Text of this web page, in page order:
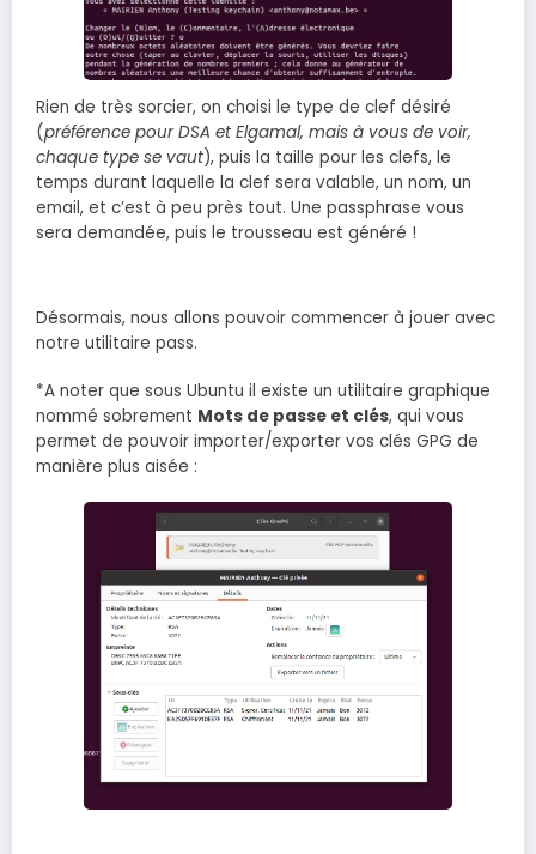
Rien de très sorcier, on choisi le type de clef désiré
(préférence pour DSA et Elgamal, mais à vous de voir,
chaque type se vaut), puis la taille pour les clefs, le
temps durant laquelle la clef sera valable, un nom, un
email, et c’est à peu près tout. Une passphrase vous
sera demandée, puis le trousseau est généré !
Désormais, nous allons pouvoir commencer à jouer avec
notre utilitaire pass.
*A noter que sous Ubuntu il existe un utilitaire graphique
nommé sobrement Mots de passe et clés, qui vous
permet de pouvoir importer/exporter vos clés GPG de
manière plus aisée :